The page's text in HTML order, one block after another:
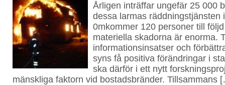
Årligen inträffar ungefär 25 000
dessa larmas räddningstjänsten
0mkommer 120 personer till
materiella skadorna är enorma.
informationsinsatser och
syns få positiva förändringar i
ska därför i ett nytt
mänskliga faktorn vid bostadsbränder. Tillsammans